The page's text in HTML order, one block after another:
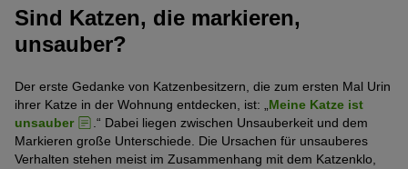
Sind Katzen, die markieren,
unsauber?
Der erste Gedanke von Katzenbesitzern, die zum ersten Mal Urin
ihrer Katze in der Wohnung entdecken, ist: „ Meine Katze ist
unsauber
.“ Dabei liegen zwischen Unsauberkeit und dem
Markieren große Unterschiede. Die Ursachen für unsauberes
Verhalten stehen meist im Zusammenhang mit dem Katzenklo,